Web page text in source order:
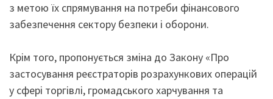
з метою їх спрямування на потреби фінансового
забезпечення сектору безпеки і оборони.
Крім того, пропонується зміна до Закону «Про
застосування реєстраторів розрахункових операцій
у сфері торгівлі, громадського харчування та